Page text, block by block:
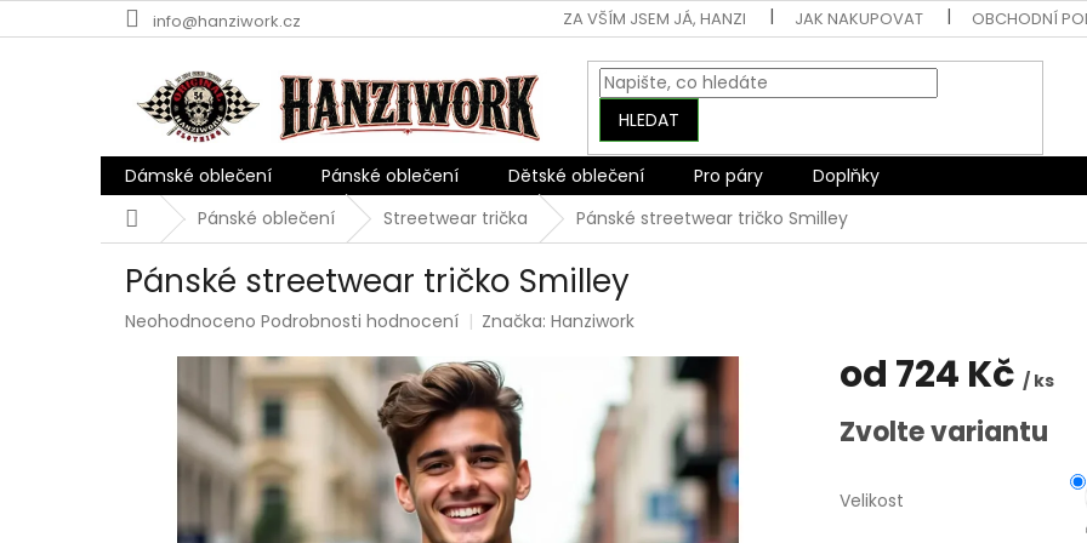
na
info@hanziwork.cz ZA VŠÍM JSEM JÁ, HANZI JAK NAKUPOVAT OBCHODNÍ
HLEDAT
Dámské oblečení Pánské oblečení Dětské oblečení Pro páry
Doplňky
DomůPánské oblečení Streetwear trička Pánské streetwear tričko Smilley
Pánské streetwear tričko Smilley
Průměrné
hvězdiček.
Neohodnoceno Podrobnosti hodnocení Značka:Hanziwork
od 724 Kč / ks
Měrná
cena:
Zvolte variantu
Velikost